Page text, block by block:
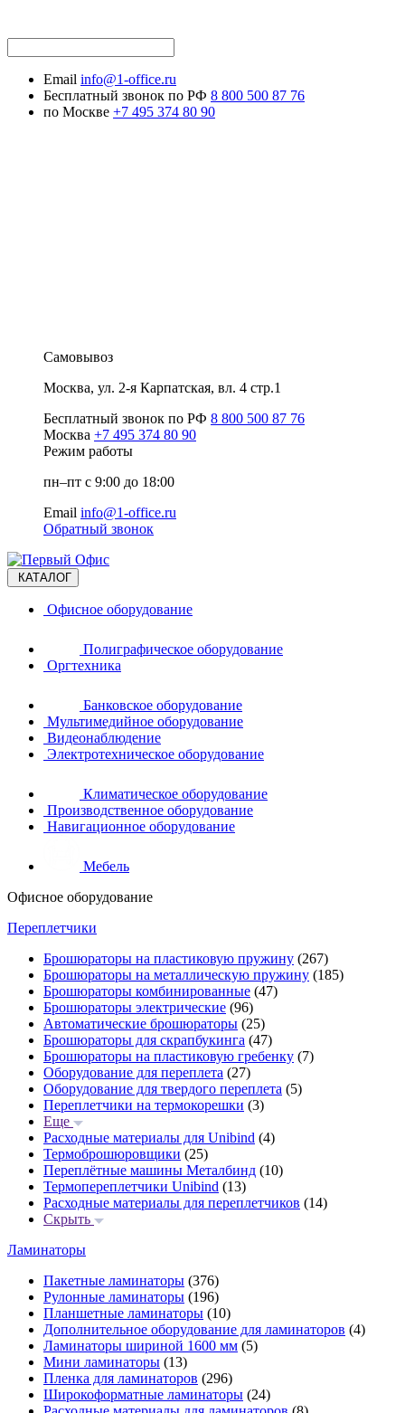
Email info@1-office.ru
Бесплатный звонок по РФ 8 800 500 87 76
по Москве +7 495 374 80 90
Самовывоз
Москва, ул. 2-я Карпатская, вл. 4 стр.1
Бесплатный звонок по РФ 8 800 500 87 76
Москва +7 495 374 80 90
Режим работы
пн–пт с 9:00 до 18:00
Email info@1-office.ru
Обратный звонок
КАТАЛОГ
Офисное оборудование
Полиграфическое оборудование
Оргтехника
Банковское оборудование
Мультимедийное оборудование
Видеонаблюдение
Электротехническое оборудование
Климатическое оборудование
Производственное оборудование
Навигационное оборудование
Мебель
Офисное оборудование
Переплетчики
Брошюраторы на пластиковую пружину (267)
Брошюраторы на металлическую пружину (185)
Брошюраторы комбинированные (47)
Брошюраторы электрические (96)
Автоматические брошюраторы (25)
Брошюраторы для скрапбукинга (47)
Брошюраторы на пластиковую гребенку (7)
Оборудование для переплета (27)
Оборудование для твердого переплета (5)
Переплетчики на термокорешки (3)
Еще
Расходные материалы для Unibind (4)
Термоброшюровщики (25)
Переплётные машины Металбинд (10)
Термопереплетчики Unibind (13)
Расходные материалы для переплетчиков (14)
Скрыть
Ламинаторы
Пакетные ламинаторы (376)
Рулонные ламинаторы (196)
Планшетные ламинаторы (10)
Дополнительное оборудование для ламинаторов (4)
Ламинаторы шириной 1600 мм (5)
Мини ламинаторы (13)
Пленка для ламинаторов (296)
Широкоформатные ламинаторы (24)